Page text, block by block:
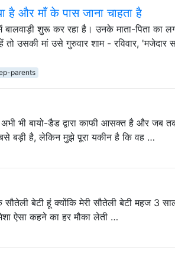
है और माँ के पास जाना चाहता है
शुरू कर रहा है। उनके माता-पिता का
मां उसे गुरुवार शाम - रविवार, 'मजेदार
parents
भी बायो-डैड द्वारा काफी आसक्त है और जब
बड़ी है, लेकिन मुझे पूरा यकीन है कि वह …
बेटी हूं क्योंकि मेरी सौतेली बेटी महज 3
ऐसा कहने का हर मौका लेती …